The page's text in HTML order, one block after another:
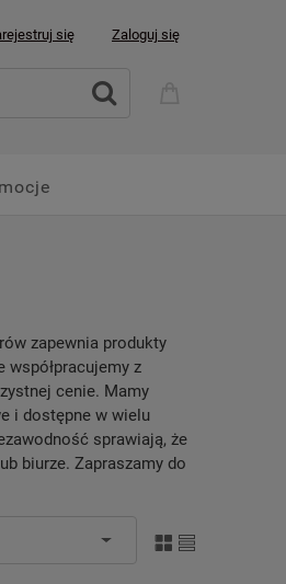
się Zaloguj się
zapewnia produkty
współpracujemy z
cenie. Mamy
i dostępne w wielu
sprawiają, że
biurze. Zapraszamy do